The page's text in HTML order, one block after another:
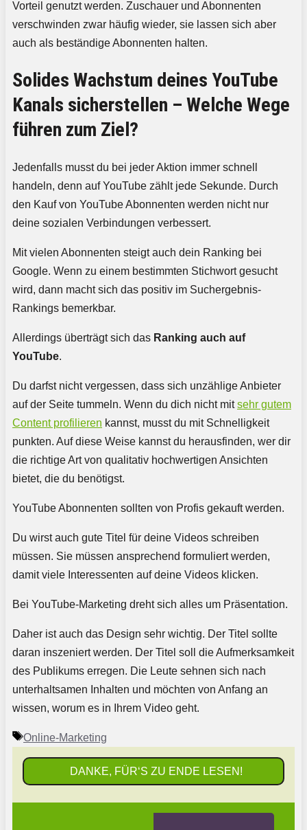
Vorteil genutzt werden. Zuschauer und Abonnenten
verschwinden zwar häufig wieder, sie lassen sich aber
auch als beständige Abonnenten halten.
Solides Wachstum deines YouTube
Kanals sicherstellen – Welche Wege
führen zum Ziel?
Jedenfalls musst du bei jeder Aktion immer schnell
handeln, denn auf YouTube zählt jede Sekunde. Durch
den Kauf von YouTube Abonnenten werden nicht nur
deine sozialen Verbindungen verbessert.
Mit vielen Abonnenten steigt auch dein Ranking bei
Google. Wenn zu einem bestimmten Stichwort gesucht
wird, dann macht sich das positiv im Suchergebnis-
Rankings bemerkbar.
Allerdings überträgt sich das Ranking auch auf
YouTube.
Du darfst nicht vergessen, dass sich unzählige Anbieter
auf der Seite tummeln. Wenn du dich nicht mitsehr gutem
Content profilieren kannst, musst du mit Schnelligkeit
punkten. Auf diese Weise kannst du herausfinden, wer dir
die richtige Art von qualitativ hochwertigen Ansichten
bietet, die du benötigst.
YouTube Abonnenten sollten von Profis gekauft werden.
Du wirst auch gute Titel für deine Videos schreiben
müssen. Sie müssen ansprechend formuliert werden,
damit viele Interessenten auf deine Videos klicken.
Bei YouTube-Marketing dreht sich alles um Präsentation.
Daher ist auch das Design sehr wichtig. Der Titel sollte
daran inszeniert werden. Der Titel soll die Aufmerksamkeit
des Publikums erregen. Die Leute sehnen sich nach
unterhaltsamen Inhalten und möchten von Anfang an
wissen, worum es in Ihrem Video geht.
Schlagwörter
Online-Marketing
DANKE, FÜR‘S ZU ENDE LESEN!